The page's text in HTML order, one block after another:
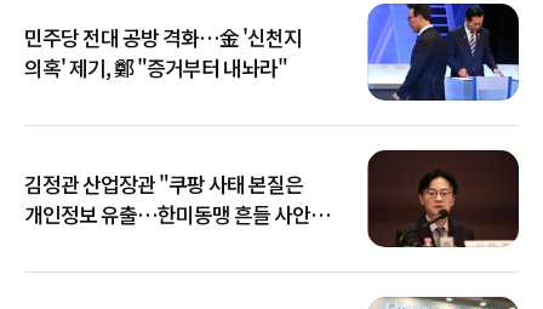
민주당 전대 공방 격화…金 '신천지
의혹' 제기, 鄭 "증거부터 내놔라"
김정관 산업장관 "쿠팡 사태 본질은
개인정보 유출…한미동맹 흔들 사안